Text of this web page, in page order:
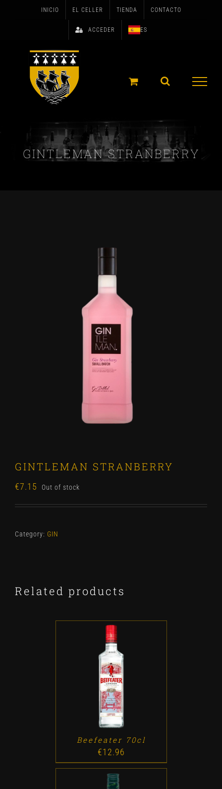
INICIO EL CELLER TIENDA CONTACTO
ACCEDER ES
GINTLEMAN STRANBERRY
GINTLEMAN STRANBERRY
€7.15 Out of stock
Category: GIN
Related products
ADD TO CART /
Beefeater 70cl
€12.96